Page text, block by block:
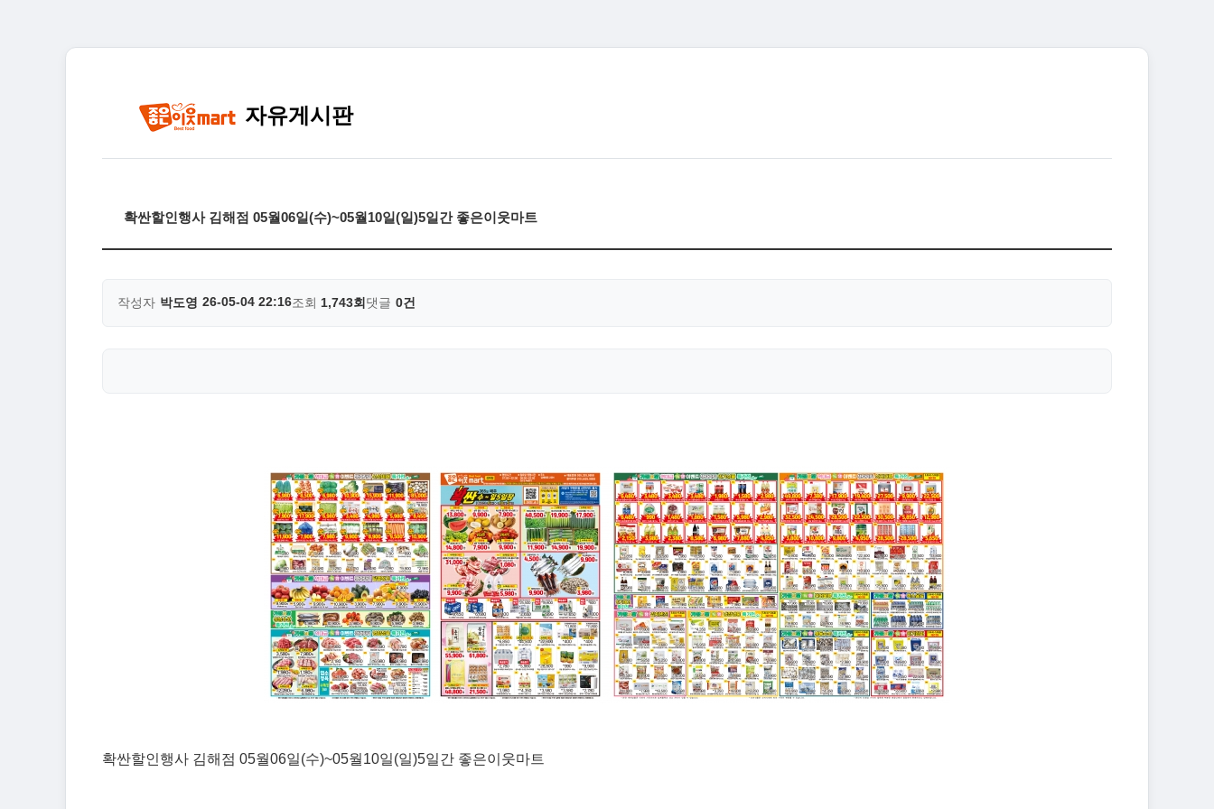
자유게시판
확싼할인행사 김해점 05월06일(수)~05월10일(일)5일간 좋은이웃마트
작성자 박도영 26-05-04 22:16조회 1,743회 댓글 0건
확싼할인행사 김해점 05월06일(수)~05월10일(일)5일간 좋은이웃마트